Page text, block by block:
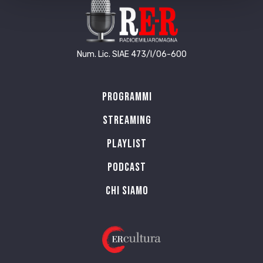
Num. Lic. SIAE 473/I/06-600
Programmi
Streaming
Playlist
PODCAST
Chi siamo